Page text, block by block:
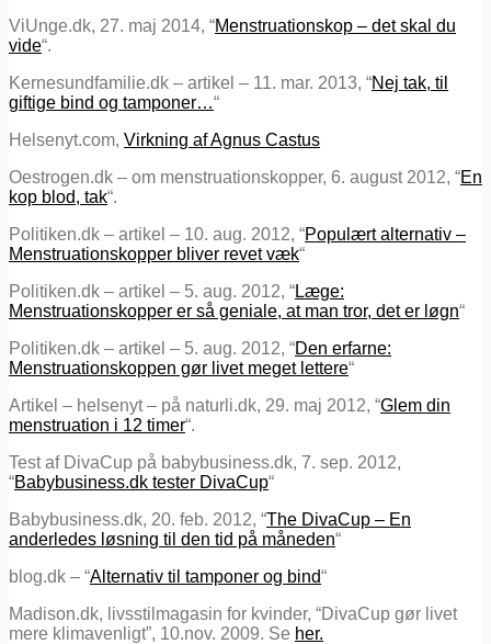
ViUnge.dk, 27. maj 2014, “Menstruationskop – det skal du
vide“.
Kernesundfamilie.dk – artikel – 11. mar. 2013, “Nej tak, til
giftige bind og tamponer…“
Helsenyt.com, Virkning af Agnus Castus
Oestrogen.dk – om menstruationskopper, 6. august 2012, “En
kop blod, tak“.
Politiken.dk – artikel – 10. aug. 2012, “Populært alternativ –
Menstruationskopper bliver revet væk“
Politiken.dk – artikel – 5. aug. 2012, “Læge:
Menstruationskopper er så geniale, at man tror, det er løgn“
Politiken.dk – artikel – 5. aug. 2012, “Den erfarne:
Menstruationskoppen gør livet meget lettere“
Artikel – helsenyt – på naturli.dk, 29. maj 2012, “Glem din
menstruation i 12 timer“.
Test af DivaCup på babybusiness.dk, 7. sep. 2012,
“Babybusiness.dk tester DivaCup“
Babybusiness.dk, 20. feb. 2012, “The DivaCup – En
anderledes løsning til den tid på måneden“
blog.dk – “Alternativ til tamponer og bind“
Madison.dk, livsstilmagasin for kvinder, “DivaCup gør livet
mere klimavenligt”, 10.nov. 2009. Se her.